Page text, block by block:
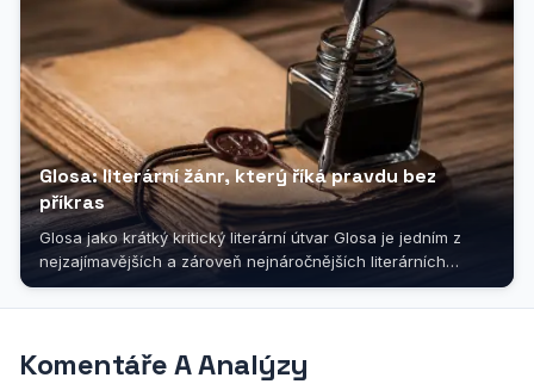
Glosa: literární žánr, který říká pravdu bez
příkras
Glosa jako krátký kritický literární útvar Glosa je jedním z
nejzajímavějších a zároveň nejnáročnějších literárních
útvarů,...
Komentáře A Analýzy